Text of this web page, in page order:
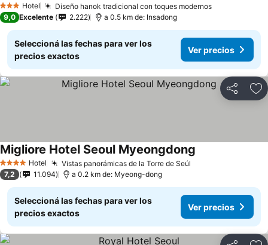
3 Estrellas
Hotel Diseño hanok tradicional con toques modernos
9,0 Excelente 2.222 a 0.5 km de: Insadong
Seleccioná las fechas para ver los
precios exactos
Ver precios
Compartir
4 EstrellasHotel Vistas panorámicas de la Torre de Seúl
Migliore Hotel Seoul Myeongdong
7,2 11.094 a 0.2 km de: Myeong-dong
Seleccioná las fechas para ver los
precios exactos
Ver precios